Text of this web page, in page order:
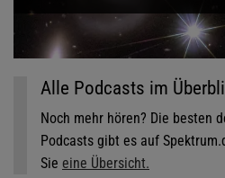
Alle Podcasts im
Noch mehr hören? Die besten
Podcasts gibt es auf
Sie eine Übersicht.